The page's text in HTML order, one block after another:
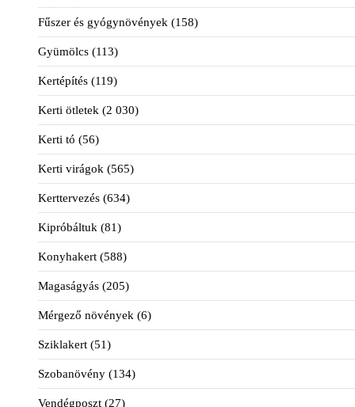
Fűszer és gyógynövények (158)
Gyümölcs (113)
Kertépítés (119)
Kerti ötletek (2 030)
Kerti tó (56)
Kerti virágok (565)
Kerttervezés (634)
Kipróbáltuk (81)
Konyhakert (588)
Magaságyás (205)
Mérgező növények (6)
Sziklakert (51)
Szobanövény (134)
Vendégposzt (27)